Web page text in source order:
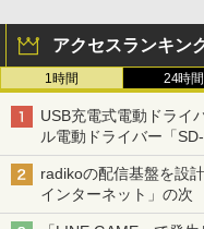
アクセスランキン
1時間 24時間
USB充電式電動ドライ
ル電動ドライバー「
クと比較してみた 【テ
回】
radikoの配信基盤を設
インターネット」の次